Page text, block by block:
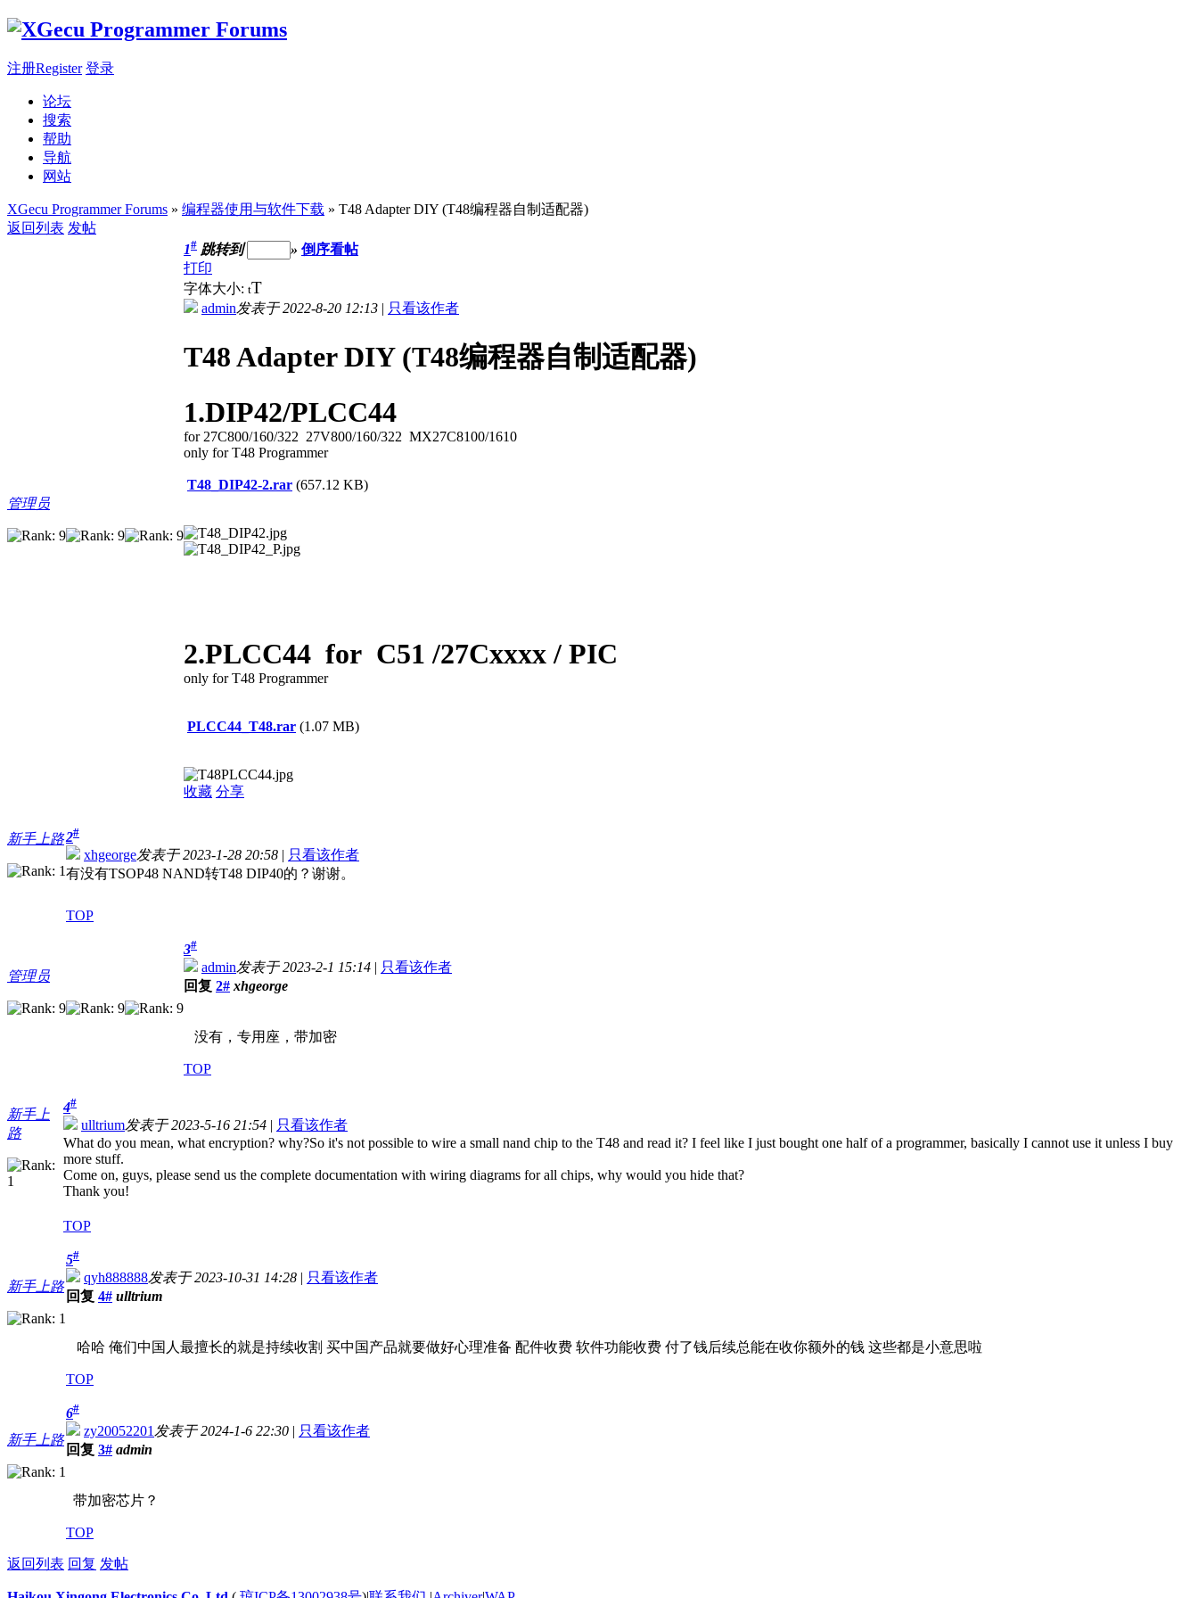
注册Register 登录
论坛
搜索
帮助
导航
网站
XGecu Programmer Forums » 编程器使用与软件下载 » T48 Adapter DIY (T48编程器自制适配器)
返回列表 发帖
管理员
1# 跳转到 » 倒序看帖
打印
字体大小: tT
admin发表于 2022-8-20 12:13 | 只看该作者
T48 Adapter DIY (T48编程器自制适配器)
1.DIP42/PLCC44
for 27C800/160/322 27V800/160/322 MX27C8100/1610
only for T48 Programmer
T48_DIP42-2.rar (657.12 KB)
2.PLCC44 for C51 /27Cxxxx / PIC
only for T48 Programmer
PLCC44_T48.rar (1.07 MB)
收藏 分享
新手上路2#
xhgeorge发表于 2023-1-28 20:58 | 只看该作者
有没有TSOP48 NAND转T48 DIP40的？谢谢。
TOP
管理员
3#
admin发表于 2023-2-1 15:14 | 只看该作者
回复 2# xhgeorge
没有，专用座，带加密
TOP
新手上
路
4#
ulltrium发表于 2023-5-16 21:54 | 只看该作者
What do you mean, what encryption? why?So it's not possible to wire a small nand chip to the T48 and read it? I feel like I just bought one half of a programmer, basically I cannot use it unless I buy
more stuff.
Come on, guys, please send us the complete documentation with wiring diagrams for all chips, why would you hide that?
Thank you!
TOP
新手上路
5#
qyh888888发表于 2023-10-31 14:28 | 只看该作者
回复 4# ulltrium
哈哈 俺们中国人最擅长的就是持续收割 买中国产品就要做好心理准备 配件收费 软件功能收费 付了钱后续总能在收你额外的钱 这些都是小意思啦
TOP
新手上路
6#
zy20052201 发表于 2024-1-6 22:30 | 只看该作者
回复 3# admin
带加密芯片？
TOP
返回列表 回复 发帖